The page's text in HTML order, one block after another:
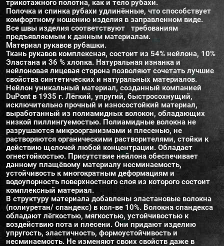
трикотажного полотна, как и тело рубахи.
Полочка и спинка рубахи удлинённые, что способствует
комфортному ношению изделия в заправленном виде.
Все швы изделия соответствуют требованиям
предъявляемым к данным материалам.
Материал рукавов рубашки.
Ткань рукавов комплексная, состоит из 54% нейлона, 10%
Эластана и 36 % хлопка. Натуральная изнанка и
нейлоновая лицевая сторона позволяют сочетать лучшие
свойства синтетических и натуральных материалов.
Нейлон уникальный материал, созданный компанией
DuPont в 1935 г. Лёгкий, упругий, быстросохнущий,
исключительно прочный и износостойкий материал,
выработанный из полиамидных волокон, обладающих
низкой пиллингуемостью. Полиамидные волокна не
разрушаются микроорганизмами и плесенью, не
растворяются органическими растворителями, стойки к
действию щелочей любой концентрации. Обладает
огнестойкостью. Присутствие нейлона обеспечивает
данному плащёвому материалу несминаемость,
устойчивость к многократным деформациям и
водоупорность поверхностного слоя из которого состоит
комплексный материал.
В структуру материала добавлены эластановые волокна
(полиуретан/ спандекс) в кол-ве 10%. Волокна спандекса
обладают лёгкостью, мягкостью, устойчивостью к
воздействию пота и плесени. Они придают изделию
упругость, эластичность, формоустойчивость и
несминаемость. Не изменяют своих свойств даже в